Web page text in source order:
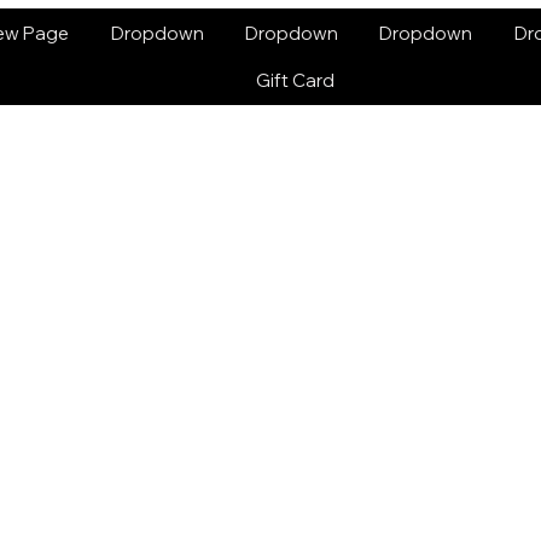
Page Dropdown Dropdown Dropdown
Gift Card